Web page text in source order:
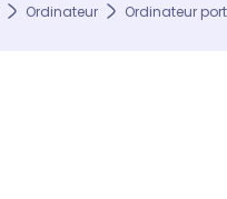
Ordinateur Ordinateur